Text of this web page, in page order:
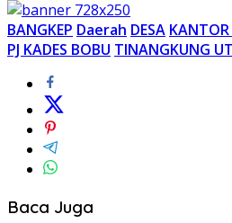
BANGKEP Daerah DESA KANTOR
PJ KADES BOBU TINANGKUNG
Baca Juga